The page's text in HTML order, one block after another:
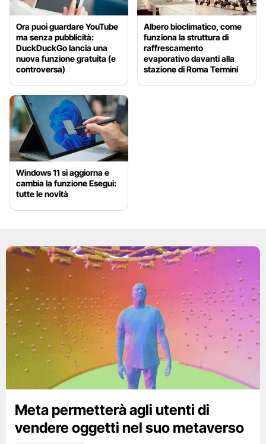
Ora puoi guardare YouTube
ma senza pubblicità:
DuckDuckGo lancia una
nuova funzione gratuita (e
controversa)
Albero bioclimatico, come
funziona la struttura di
raffrescamento
evaporativo davanti alla
stazione di Roma Termini
Windows 11 si aggiorna e
cambia la funzione Esegui:
tutte le novità
Meta permetterà agli utenti di
vendere oggetti nel suo metaverso